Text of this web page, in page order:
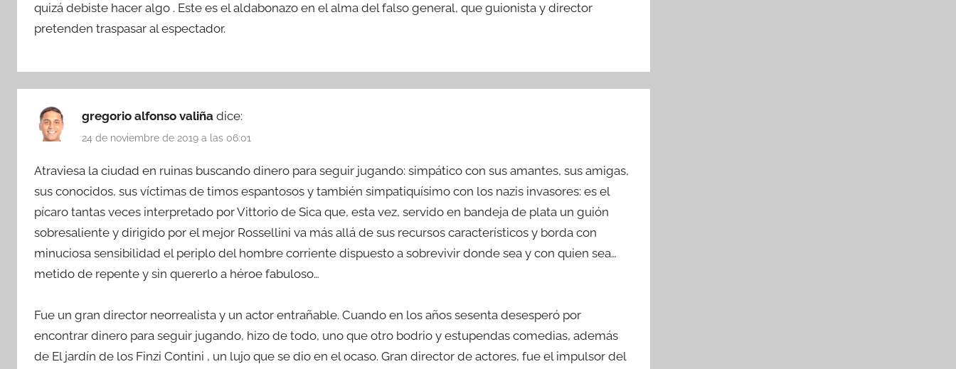
quizá debiste hacer algo . Este es el aldabonazo en el alma del falso general, que guionista y director
pretenden traspasar al espectador.
gregorio alfonso valiña dice:
24 de noviembre de 2019 a las 06:01
Atraviesa la ciudad en ruinas buscando dinero para seguir jugando: simpático con sus amantes, sus amigas,
sus conocidos, sus víctimas de timos espantosos y también simpatiquísimo con los nazis invasores: es el
pícaro tantas veces interpretado por Vittorio de Sica que, esta vez, servido en bandeja de plata un guión
sobresaliente y dirigido por el mejor Rossellini va más allá de sus recursos característicos y borda con
minuciosa sensibilidad el periplo del hombre corriente dispuesto a sobrevivir donde sea y con quien sea…
metido de repente y sin quererlo a héroe fabuloso…
Fue un gran director neorrealista y un actor entrañable. Cuando en los años sesenta desesperó por
encontrar dinero para seguir jugando, hizo de todo, uno que otro bodrio y estupendas comedias, además
de El jardín de los Finzi Contini , un lujo que se dio en el ocaso. Gran director de actores, fue el impulsor del